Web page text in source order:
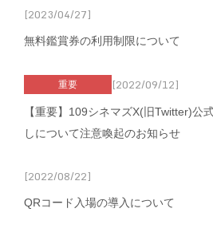
[2023/04/27]
無料鑑賞券の利用制限について
重要 [2022/09/12]
【重要】109シネマズX(旧Twitter)公
しについて注意喚起のお知らせ
[2022/08/22]
QRコード入場の導入について